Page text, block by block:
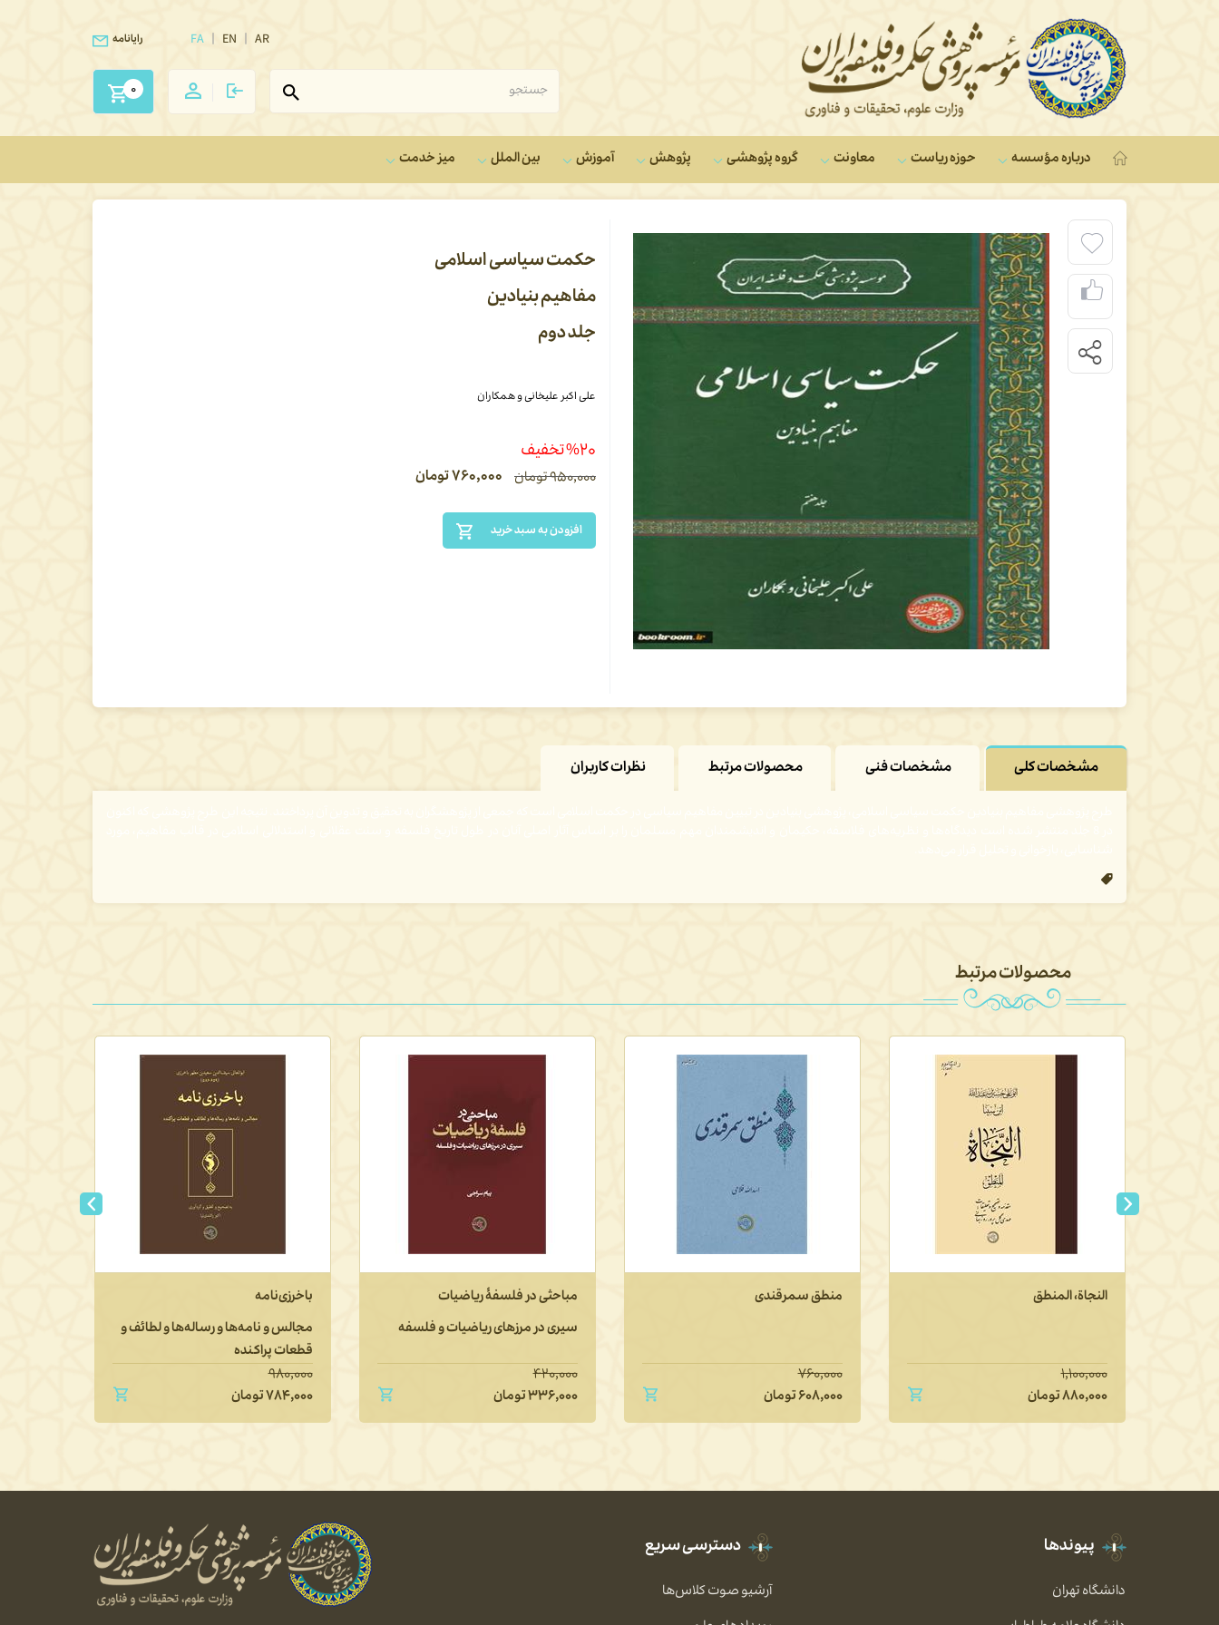
FA EN AR رایانامه
0
درباره مؤسسه حوزه ریاست معاونت‌ گروه‌ پژوهشی پژوهش آموزش بین الملل میز خدمت
حکمت سیاسی اسلامی
مفاهیم بنیادین
جلد دوم
علی اکبر علیخانی و همکاران
۹۵۰,۰۰۰تومان ۷۶۰,۰۰۰تومان
%۲۰ تخفیف
افزودن به سبد خرید
مشخصات کلی مشخصات فنی محصولات مرتبط نظرات کاربران
محصولات مرتبط
النجاة، المنطق
۱,۱۰۰,۰۰۰
۸۸۰,۰۰۰تومان
منطق سمرقندی
۷۶۰,۰۰۰
۶۰۸,۰۰۰تومان
مباحثی در فلسفۀ ریاضیات
سیری در مرزهای ریاضیات و فلسفه
۴۲۰,۰۰۰
۳۳۶,۰۰۰تومان
باخرزی‌نامه
مجالس و نامه‌ها و رساله‌ها و لطائف و
قطعات پراکنده
۹۸۰,۰۰۰
۷۸۴,۰۰۰تومان
پیوندها
دانشگاه تهران
دسترسی سریع
آرشیو صوت کلاس‌ها